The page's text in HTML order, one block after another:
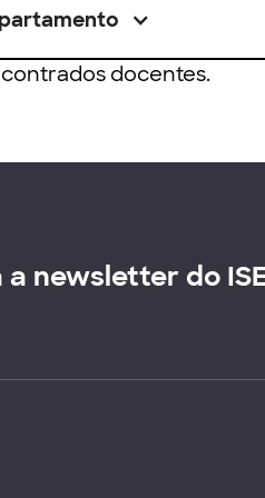
docentes.
a newsletter do